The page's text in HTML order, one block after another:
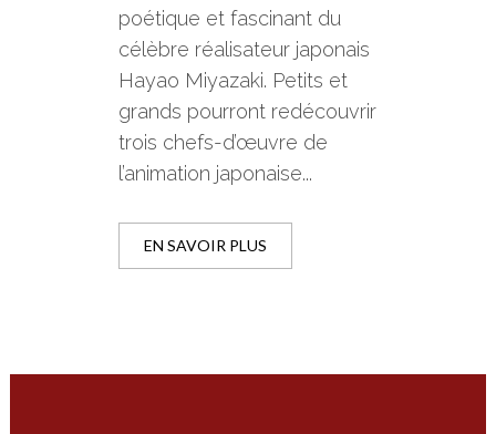
poétique et fascinant du
célèbre réalisateur japonais
Hayao Miyazaki. Petits et
grands pourront redécouvrir
trois chefs-d’œuvre de
l’animation japonaise...
EN SAVOIR PLUS